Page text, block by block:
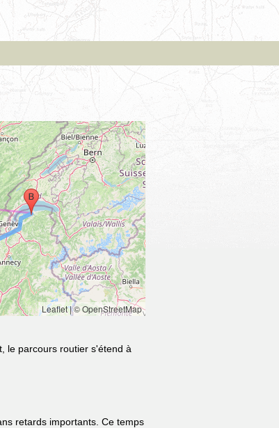
Leaflet|© OpenStreetMap
le parcours routier s'étend à
retards importants. Ce temps